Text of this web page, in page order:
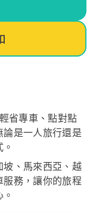
省專車、點對點
是一人旅行還是
坡、馬來西亞、越
服務，讓你的旅程